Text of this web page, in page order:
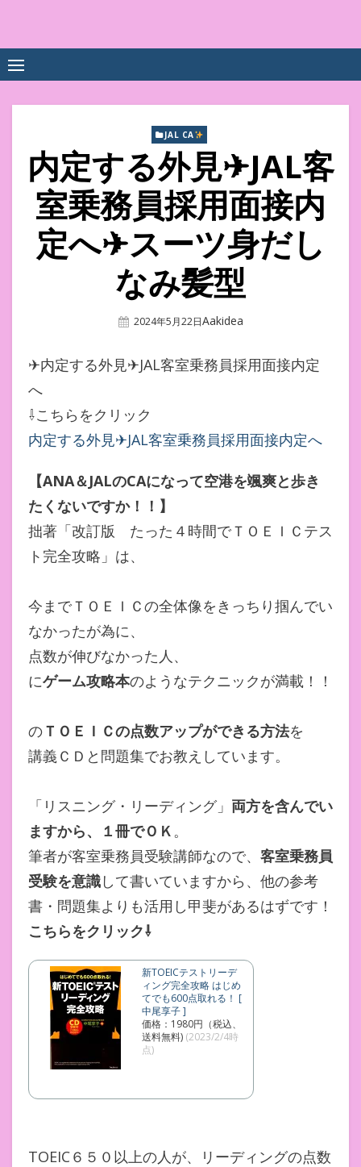
content
数UPｽｸｰﾙ
JAL CA
内定する外見✈JAL客
室乗務員採用面接内
定へ✈スーツ身だし
なみ髪型
Posted
2024年5月22日Author
Aakidea
✈内定する外見✈JAL客室乗務員採用面接内定
へ
⇩こちらをクリック
内定する外見✈JAL客室乗務員採用面接内定へ
【ANA＆JALのCAになって空港を颯爽と歩き
たくないですか！！】
拙著「改訂版 たった４時間でＴＯＥＩＣテス
ト完全攻略」は、
今までＴＯＥＩＣの全体像をきっちり掴んでい
なかったが為に、
点数が伸びなかった人、
にゲーム攻略本のようなテクニックが満載！！
のＴＯＥＩＣの点数アップができる方法を
講義ＣＤと問題集でお教えしています。
「リスニング・リーディング」 両方を含んでい
ますから、１冊でＯＫ。
筆者が客室乗務員受験講師なので、 客室乗務員
受験を意識して書いていますから、他の参考
書・問題集よりも活用し甲斐があるはずです！
こちらをクリック⇩
新TOEICテストリーデ
ィング完全攻略 はじめ
てでも600点取れる！ [
中尾享子 ]
価格：1980円（税込、
送料無料) (2023/2/4時
点)
TOEIC６５０以上の人が、リーディングの点数